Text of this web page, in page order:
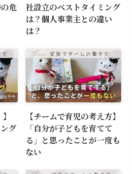
危
社設立のベストタイミング
は？個人事業主との違い
は？
グ
【チームで育児の考え方】
「自分が子どもを育てて
る」と思ったことが一度も
ない